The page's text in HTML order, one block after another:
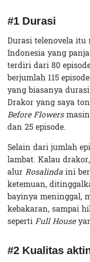
#1 Durasi
Durasi telenovela
Indonesia yang
terdiri dari 80
berjumlah 115
yang biasanya
Drakor yang saya
Before Flowers
dan 25 episode.
Selain dari jumlah
lambat. Kalau
alurRosalindaini
ketemuan,
bayinya meninggal,
kebakaran, sampai
sepertiFull House
#2 Kualitas